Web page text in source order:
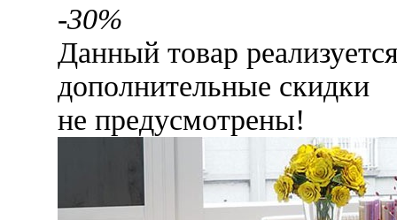
-30%
Данный товар
дополнительные скидки
не предусмотрены!